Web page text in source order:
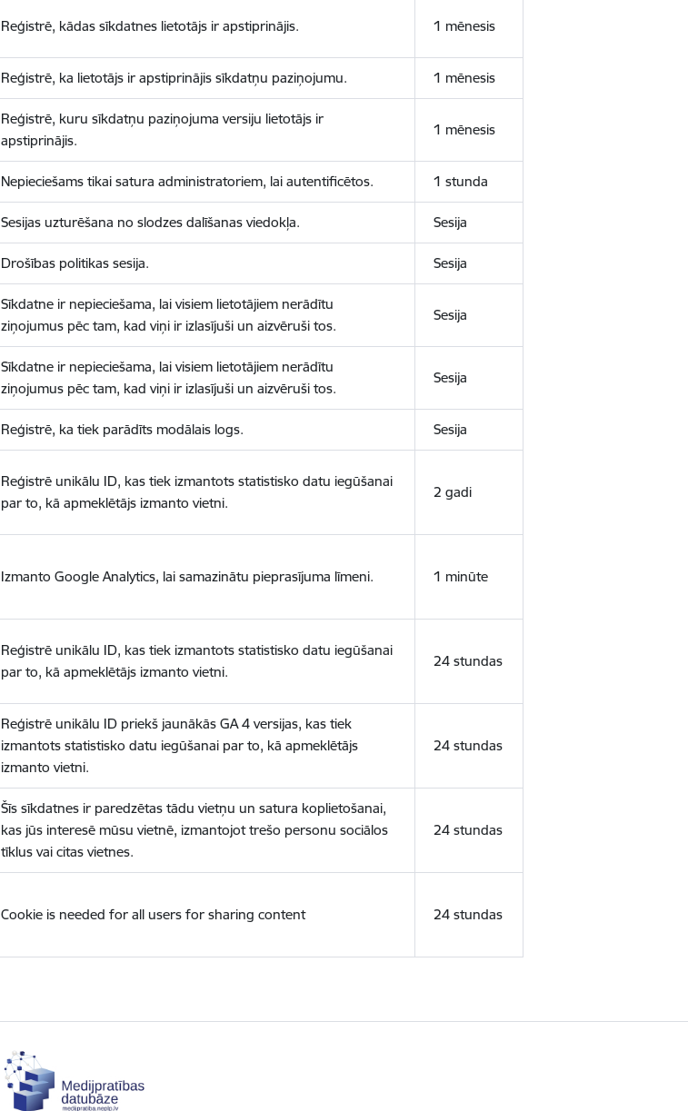
Reģistrē, kādas sīkdatnes lietotājs ir apstiprinājis. 1 mēnesis
Reģistrē, ka lietotājs ir apstiprinājis sīkdatņu paziņojumu. 1 mēnesis
Reģistrē, kuru sīkdatņu paziņojuma versiju lietotājs ir
apstiprinājis.
1 mēnesis
Nepieciešams tikai satura administratoriem, lai autentificētos. 1 stunda
Sesijas uzturēšana no slodzes dalīšanas viedokļa. Sesija
Drošības politikas sesija. Sesija
Sīkdatne ir nepieciešama, lai visiem lietotājiem nerādītu
ziņojumus pēc tam, kad viņi ir izlasījuši un aizvēruši tos.
Sesija
Sīkdatne ir nepieciešama, lai visiem lietotājiem nerādītu
ziņojumus pēc tam, kad viņi ir izlasījuši un aizvēruši tos.
Sesija
Reģistrē, ka tiek parādīts modālais logs. Sesija
Reģistrē unikālu ID, kas tiek izmantots statistisko datu iegūšanai
par to, kā apmeklētājs izmanto vietni.
2 gadi
Izmanto Google Analytics, lai samazinātu pieprasījuma līmeni. 1 minūte
Reģistrē unikālu ID, kas tiek izmantots statistisko datu iegūšanai
par to, kā apmeklētājs izmanto vietni.
24 stundas
Reģistrē unikālu ID priekš jaunākās GA 4 versijas, kas tiek
izmantots statistisko datu iegūšanai par to, kā apmeklētājs
izmanto vietni.
24 stundas
Šīs sīkdatnes ir paredzētas tādu vietņu un satura koplietošanai,
kas jūs interesē mūsu vietnē, izmantojot trešo personu sociālos
tīklus vai citas vietnes.
24 stundas
Cookie is needed for all users for sharing content 24 stundas